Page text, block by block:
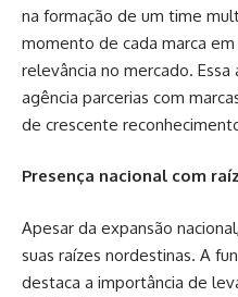
na formação de um time
momento de cada marca
relevância no mercado.
agência parcerias com
de crescente
Presença nacional com
Apesar da expansão
suas raízes nordestinas. A
destaca a importância de